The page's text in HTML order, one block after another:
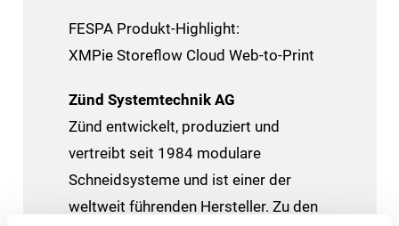
FESPA Produkt-Highlight:
XMPie Storeflow Cloud Web-to-Print
Zünd Systemtechnik AG
Zünd entwickelt, produziert und
vertreibt seit 1984 modulare
Schneidsysteme und ist einer der
weltweit führenden Hersteller. Zu den